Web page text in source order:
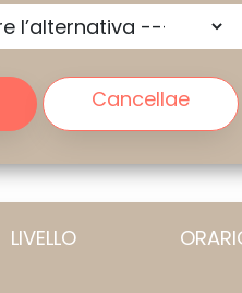
Cancellae
LIVELLO